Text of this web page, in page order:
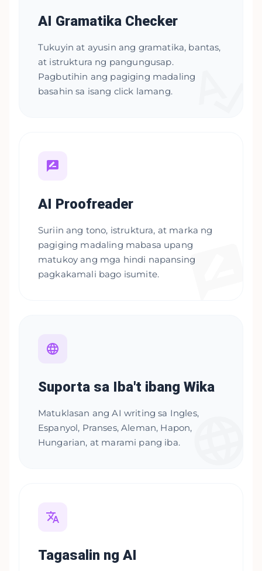
AI Gramatika Checker
Tukuyin at ayusin ang gramatika, bantas,
at istruktura ng pangungusap.
Pagbutihin ang pagiging madaling
basahin sa isang click lamang.
AI Proofreader
Suriin ang tono, istruktura, at marka ng
pagiging madaling mabasa upang
matukoy ang mga hindi napansing
pagkakamali bago isumite.
Suporta sa Iba't ibang Wika
Matuklasan ang AI writing sa Ingles,
Espanyol, Pranses, Aleman, Hapon,
Hungarian, at marami pang iba.
Tagasalin ng AI